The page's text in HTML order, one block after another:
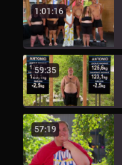
1:01:16
59:35
57:19